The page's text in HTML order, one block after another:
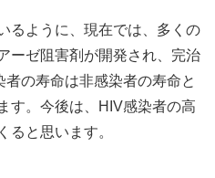
るように、現在では、多くの
ーゼ阻害剤が開発され、完治
の寿命は非感染者の寿命と
す。今後は、HIV感染者の高
ると思います。